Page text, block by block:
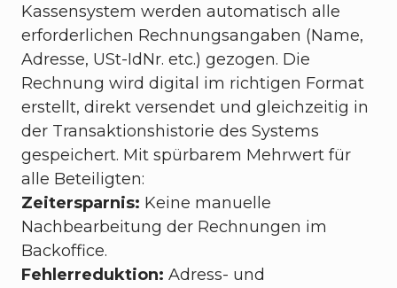
Kassensystem werden automatisch alle
erforderlichen Rechnungsangaben (Name,
Adresse, USt-IdNr. etc.) gezogen. Die
Rechnung wird digital im richtigen Format
erstellt, direkt versendet und gleichzeitig in
der Transaktionshistorie des Systems
gespeichert. Mit spürbarem Mehrwert für
alle Beteiligten:
Zeitersparnis: Keine manuelle
Nachbearbeitung der Rechnungen im
Backoffice.
Fehlerreduktion: Adress- und